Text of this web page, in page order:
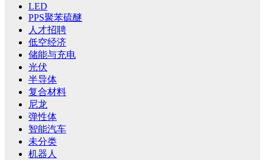
LED
PPS聚苯硫醚
人才招聘
低空经济
储能与充电
光伏
半导体
复合材料
尼龙
弹性体
智能汽车
未分类
机器人